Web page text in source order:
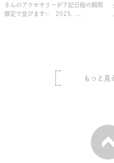
さんのアクセサリーが下記日程の期間
限定で並びます✨ 2025. ...
もっと見